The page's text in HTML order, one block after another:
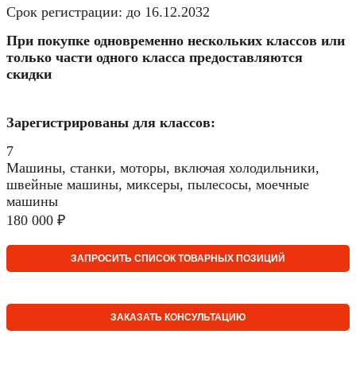
Срок регистрации: до 16.12.2032
При покупке одновременно нескольких классов или
только части одного класса предоставляются
скидки
Зарегистрированы для классов:
7
Машины, станки, моторы, включая холодильники,
швейные машины, миксеры, пылесосы, моечные
машины
180 000 ₽
ЗАПРОСИТЬ СПИСОК ТОВАРНЫХ ПОЗИЦИЙ
ЗАКАЗАТЬ КОНСУЛЬТАЦИЮ